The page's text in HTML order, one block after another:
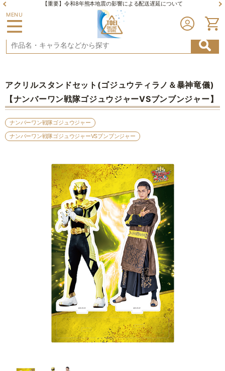
【重要】令和8年熊本地震の影響による配送遅延について
MENU
アクリルスタンドセット(ゴジュウティラノ＆暴神竜儀)
【ナンバーワン戦隊ゴジュウジャーVSブンブンジャー】
ナンバーワン戦隊ゴジュウジャー
ナンバーワン戦隊ゴジュウジャーVSブンブンジャー